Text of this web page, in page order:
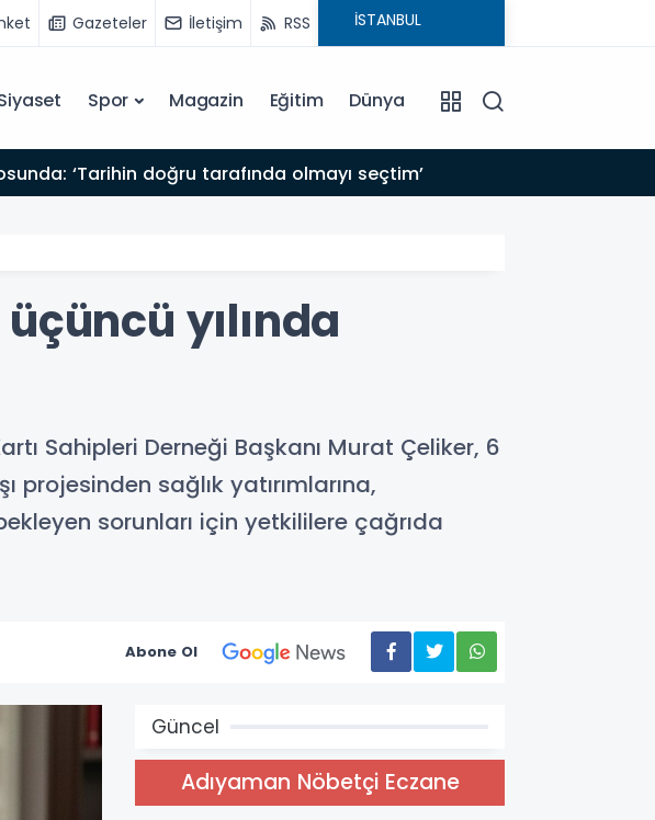
Gazeteler İletişim RSS
Spor Magazin Eğitim Dünya
kiracılara satılmalı
yılında
Sahipleri Derneği Başkanı Murat Çeliker, 6
projesinden sağlık yatırımlarına,
sorunları için yetkililere çağrıda
Abone Ol
Güncel
Adıyaman Nöbetçi Eczane